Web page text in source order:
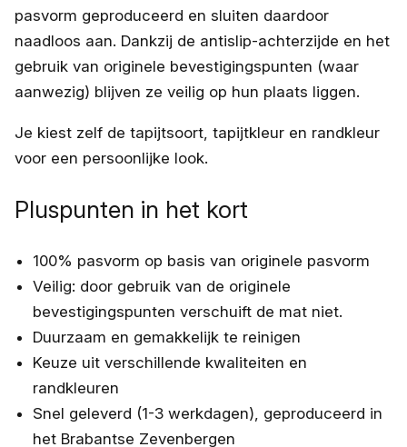
pasvorm geproduceerd en sluiten daardoor
naadloos aan. Dankzij de antislip-achterzijde en het
gebruik van originele bevestigingspunten (waar
aanwezig) blijven ze veilig op hun plaats liggen.
Je kiest zelf de tapijtsoort, tapijtkleur en randkleur
voor een persoonlijke look.
Pluspunten in het kort
100% pasvorm op basis van originele pasvorm
Veilig: door gebruik van de originele
bevestigingspunten verschuift de mat niet.
Duurzaam en gemakkelijk te reinigen
Keuze uit verschillende kwaliteiten en
randkleuren
Snel geleverd (1-3 werkdagen), geproduceerd in
het Brabantse Zevenbergen